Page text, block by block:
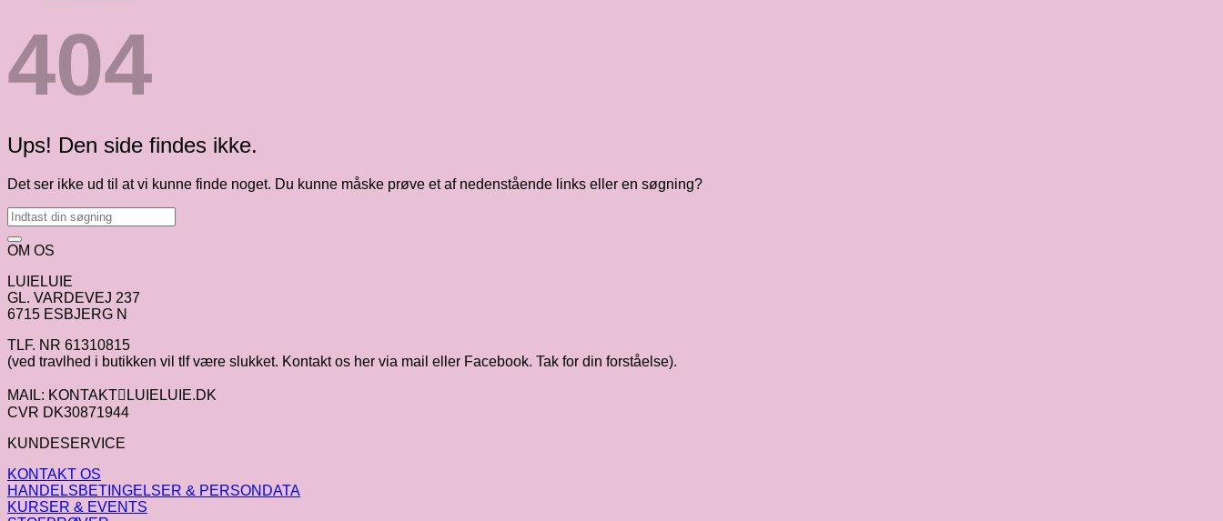
404
Ups! Den side findes ikke.
Det ser ikke ud til at vi kunne finde noget. Du kunne måske prøve et af nedenstående links eller en søgning?
OM OS
LUIELUIE
GL. VARDEVEJ 237
6715 ESBJERG N
TLF. NR 61310815
(ved travlhed i butikken vil tlf være slukket. Kontakt os her via mail eller Facebook. Tak for din forståelse).
MAIL: KONTAKTLUIELUIE.DK
CVR DK30871944
KUNDESERVICE
KONTAKT OS
HANDELSBETINGELSER & PERSONDATA
KURSER & EVENTS